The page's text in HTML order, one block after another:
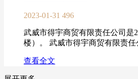
2023-01-31 496
武威市得宇商贸有限责任公司是
楼）。 武威市得宇商贸有限责任
查看全文